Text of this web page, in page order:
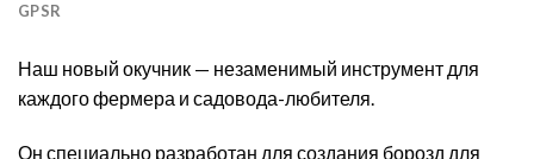
GPSR
Наш новый окучник — незаменимый инструмент для
каждого фермера и садовода-любителя.
Он специально разработан для создания борозд для